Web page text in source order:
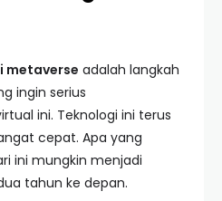
metaverse adalah langkah
ingin serius
ini. Teknologi ini terus
cepat. Apa yang
ini mungkin menjadi
tahun ke depan.